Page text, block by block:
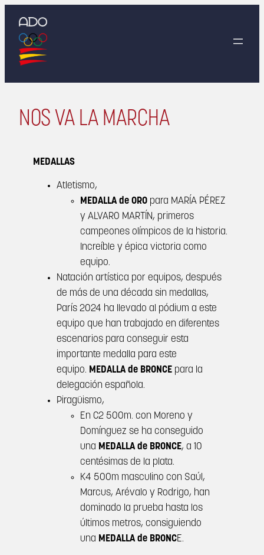
contenido
NOS VA LA MARCHA
MEDALLAS
Atletismo,
MEDALLA de ORO para MARÍA PÉREZ
y ALVARO MARTÍN, primeros
campeones olímpicos de la historia.
Increíble y épica victoria como
equipo.
Natación artística por equipos, después
de más de una década sin medallas,
París 2024 ha llevado al pódium a este
equipo que han trabajado en diferentes
escenarios para conseguir esta
importante medalla para este
equipo. MEDALLA de BRONCE para la
delegación española.
Piragüismo,
En C2 500m. con Moreno y
Domínguez se ha conseguido
una MEDALLA de BRONCE, a 10
centésimas de la plata.
K4 500m masculino con Saúl,
Marcus, Arévalo y Rodrigo, han
dominado la prueba hasta los
últimos metros, consiguiendo
una MEDALLA de BRONCE.